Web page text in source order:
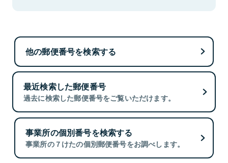
他の郵便番号を検索する
最近検索した郵便番号
過去に検索した郵便番号をご覧いただけます。
事業所の個別番号を検索する
事業所の７けたの個別郵便番号をお調べします。